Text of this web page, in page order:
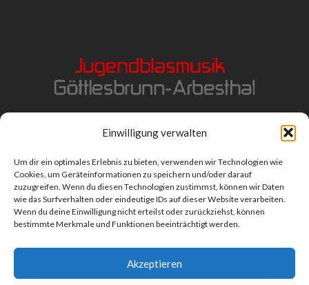
Einwilligung verwalten
Um dir ein optimales Erlebnis zu bieten, verwenden wir Technologien wie
Cookies, um Geräteinformationen zu speichern und/oder darauf
zuzugreifen. Wenn du diesen Technologien zustimmst, können wir Daten
wie das Surfverhalten oder eindeutige IDs auf dieser Website verarbeiten.
Wenn du deine Einwilligung nicht erteilst oder zurückziehst, können
bestimmte Merkmale und Funktionen beeinträchtigt werden.
Akzeptieren
©cw-hartl.at